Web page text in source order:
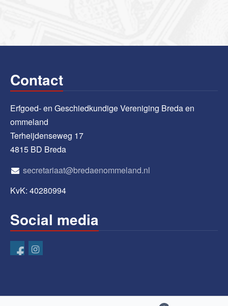
Contact
Erfgoed- en Geschiedkundige Vereniging Breda en
ommeland
Terheijdenseweg 17
4815 BD Breda
secretariaat@bredaenommeland.nl
KvK: 40280994
Social media